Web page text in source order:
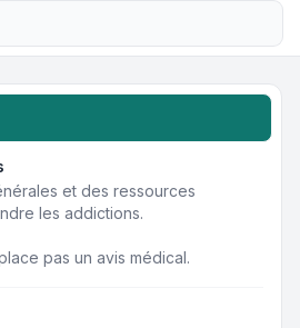
avancée
et des ressources
les addictions.
pas un avis médical.